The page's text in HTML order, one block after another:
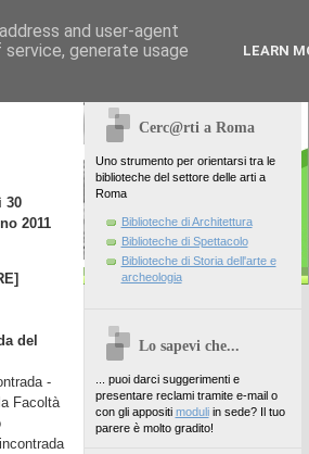
30
2011
del
-
Facoltà
Cerc@rti a Roma
Uno strumento per orientarsi tra le
biblioteche del settore delle arti a
Roma
Biblioteche di Architettura
Biblioteche di Spettacolo
Biblioteche di Storia dell'arte e
archeologia
Lo sapevi che...
... puoi darci suggerimenti e
presentare reclami tramite e-mail o
con gli appositi moduliin sede? Il tuo
parere è molto gradito!
and user-agent
generate usage
LEARN